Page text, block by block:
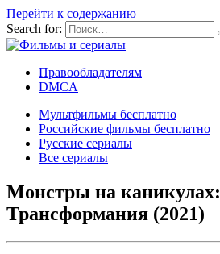
Перейти к содержанию
Search for:
Правообладателям
DMCA
Мультфильмы бесплатно
Российские фильмы бесплатно
Русские сериалы
Все сериалы
Монстры на каникулах:
Трансформания (2021)